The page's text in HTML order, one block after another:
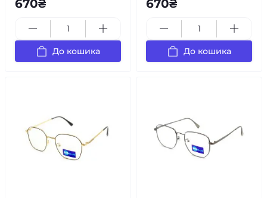
670₴
До кошика
670₴
До кошика